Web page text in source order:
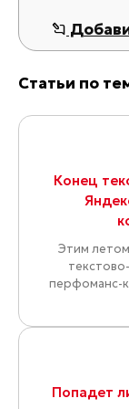
Статьи по
Конец
Этим
перфоманс-
Попадет